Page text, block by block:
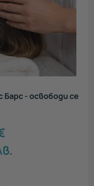
Барс - освободи се